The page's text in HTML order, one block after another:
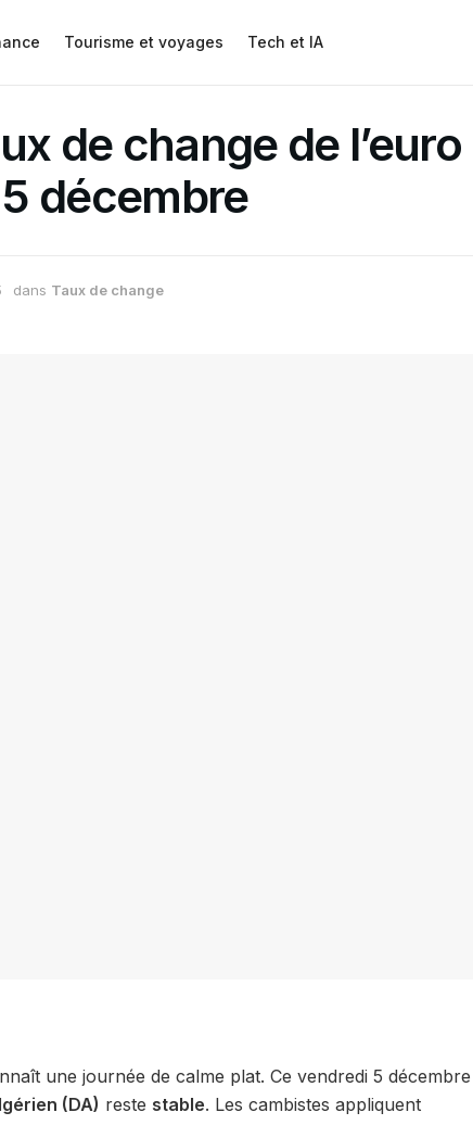
Tourisme et voyages Tech et IA
de change de l’euro
décembre
dans Taux de change
une journée de calme plat. Ce vendredi 5 décembre
(DA) reste stable. Les cambistes appliquent